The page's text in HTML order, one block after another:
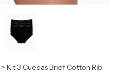
> Kit 3 Cuecas Brief Cotton Rib